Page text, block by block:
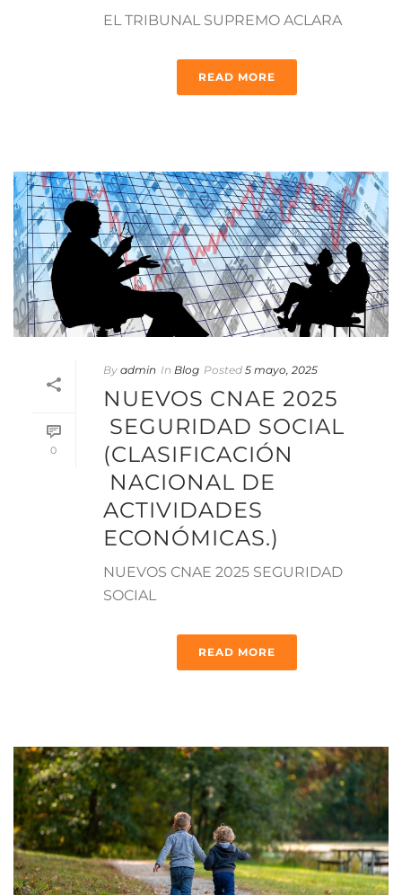
EL TRIBUNAL SUPREMO ACLARA
READ MORE
0
By admin In Blog Posted 5 mayo, 2025
NUEVOS CNAE 2025
SEGURIDAD SOCIAL
(CLASIFICACIÓN
NACIONAL DE
ACTIVIDADES
ECONÓMICAS.)
NUEVOS CNAE 2025 SEGURIDAD
SOCIAL
READ MORE